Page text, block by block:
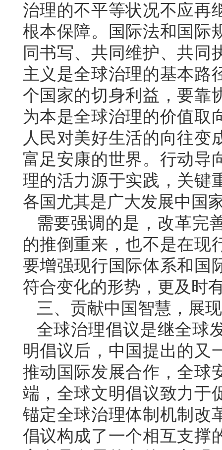
治理的不平等状况不应再
根本保障。国际法和国际
同书写、共同维护、共同
主义是全球治理的基本路
个国家的切身利益，要靠
为本是全球治理的价值取
人民对美好生活的向往变
富足安康的世界。行动导
理的活力源于实践，关键
各国尤其是广大发展中国
需要强调的是，改革完
的推倒重来，也不是在现
要增强现行国际体系和国
符合变化的形势，更及时
三、贡献中国智慧，展
全球治理倡议是继全球
明倡议后，中国提出的又
推动国际发展合作，全球
端，全球文明倡议致力于
锚定全球治理体制机制改
倡议构成了一个相互支撑